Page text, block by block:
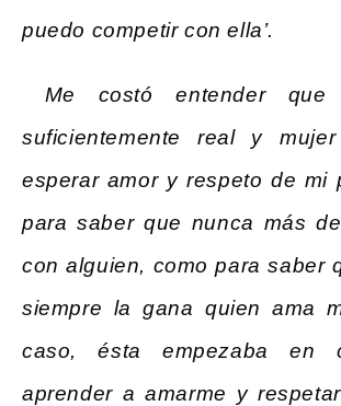
puedo competir con ella’.
Me costó entender
suficientemente real y
esperar amor y respeto de mi
para saber que nunca más
con alguien, como para saber
siempre la gana quien ama
caso, ésta empezaba en
aprender a amarme y